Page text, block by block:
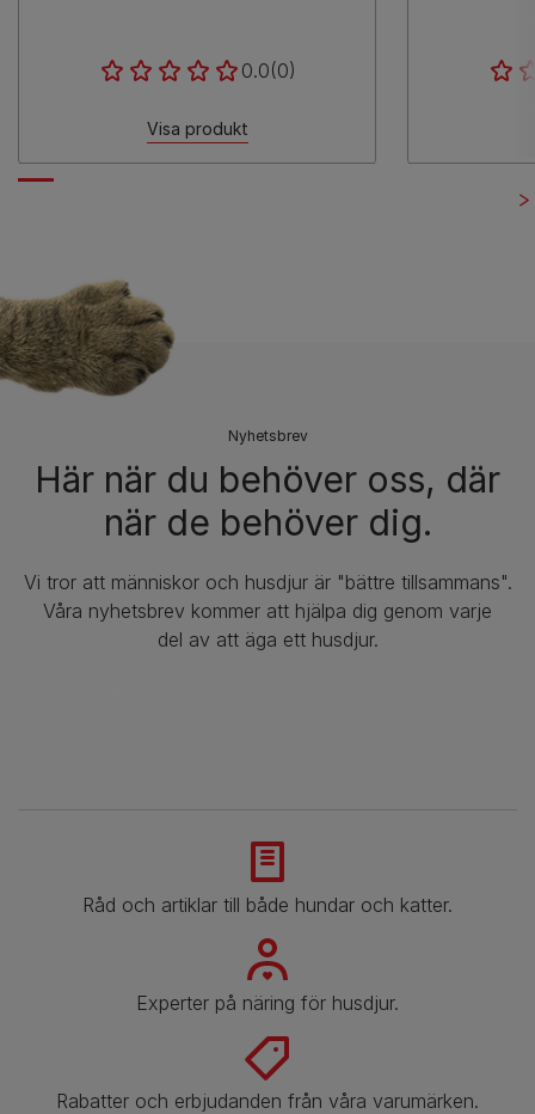
0.0(0)
Visa produkt
Nyhetsbrev​
Här när du behöver oss, där
när de behöver dig.
Vi tror att människor och husdjur är "bättre tillsammans".
Våra nyhetsbrev kommer att hjälpa dig genom varje
del av att äga ett husdjur.
Råd och artiklar till både hundar och katter.
Experter på näring för husdjur.
Rabatter och erbjudanden från våra varumärken.